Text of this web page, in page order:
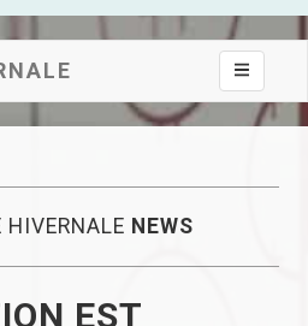
Toggle
HIVERNALE NEWS
EST